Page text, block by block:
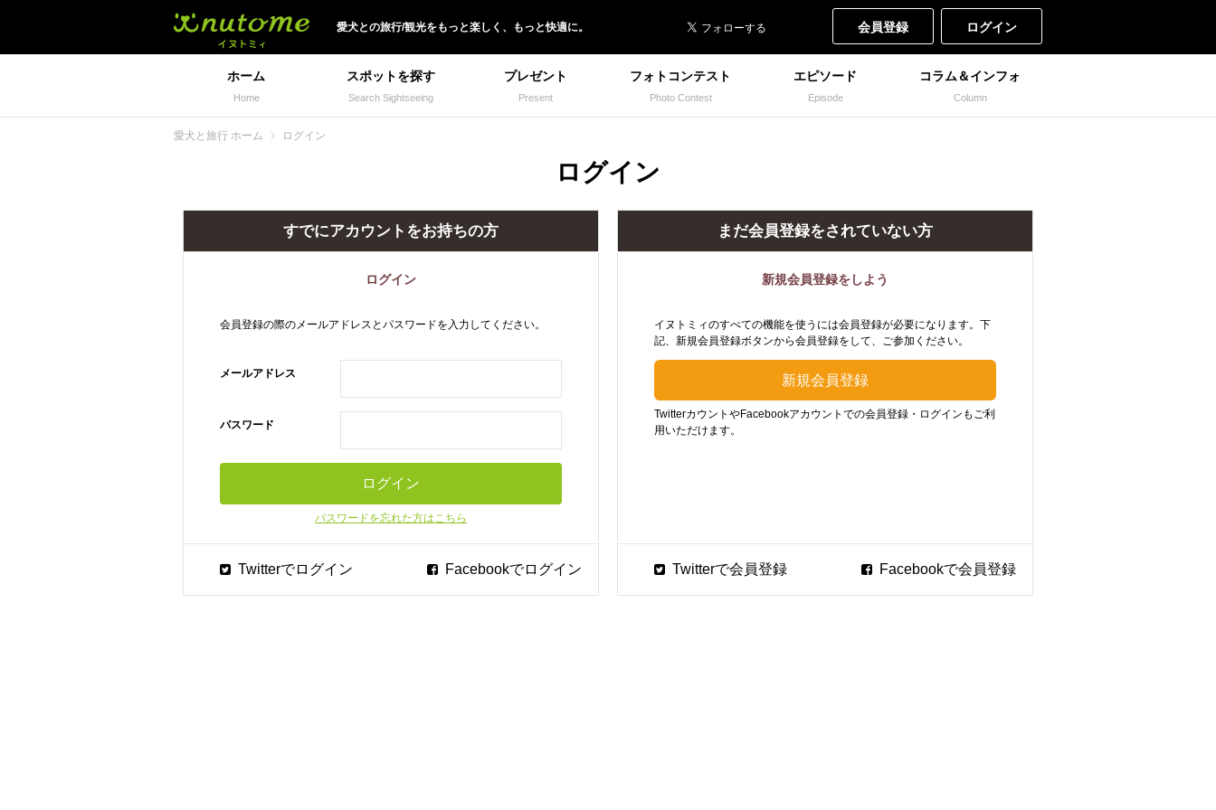
愛犬との旅行/観光をもっと楽しく、 もっと快適に。 会員登録 ログイン
ホーム
Home
スポットを探す
Search Sightseeing
プレゼント
Present
フォトコンテスト
Photo Contest
エピソード
Episode
コラム＆インフォ
Column
愛犬と旅行 ホーム ログイン
ログイン
すでにアカウントをお持ちの方
ログイン
会員登録の際のメールアドレスとパスワードを入力してください。
メールアドレス
パスワード
パスワードを忘れた方はこちら
まだ会員登録をされていない方
新規会員登録をしよう
イヌトミィのすべての機能を使うには会員登録が必要になります。下
記、新規会員登録ボタンから会員登録をして、ご参加ください。
TwitterカウントやFacebookアカウントでの会員登録・ログインもご利
用いただけます。